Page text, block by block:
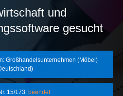
und
gesucht
Großhandelsunternehmen (Möbel)
15/173: beendet